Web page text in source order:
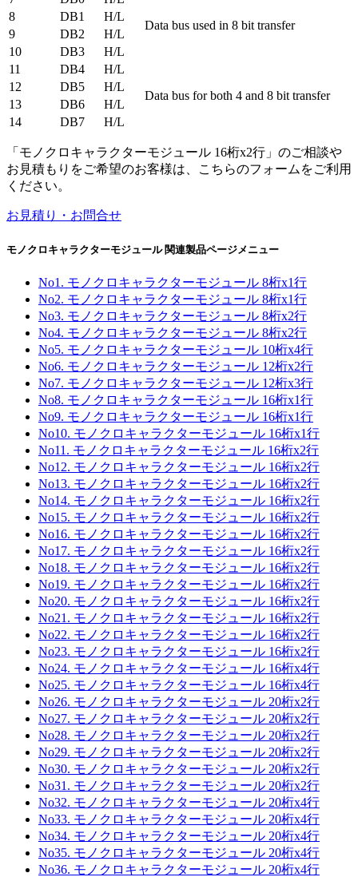
Data bus used in 8 bit transfer
8 DB1
H/L
9
DB2
H/L
10
DB3
H/L
11
DB4
H/L
Data bus for both 4 and 8 bit transfer
12 DB5
H/L
13
DB6
H/L
14
DB7 H/L
「モノクロキャラクターモジュール 16桁x2行」のご相談や
お見積もりをご希望のお客様は、こちらのフォームをご利用
ください。
お見積り・お問合せ
モノクロキャラクターモジュール 関連製品ページメニュー
No1. モノクロキャラクターモジュール 8桁x1行
No2. モノクロキャラクターモジュール 8桁x1行
No3. モノクロキャラクターモジュール 8桁x2行
No4. モノクロキャラクターモジュール 8桁x2行
No5. モノクロキャラクターモジュール 10桁x4行
No6. モノクロキャラクターモジュール 12桁x2行
No7. モノクロキャラクターモジュール 12桁x3行
No8. モノクロキャラクターモジュール 16桁x1行
No9. モノクロキャラクターモジュール 16桁x1行
No10. モノクロキャラクターモジュール 16桁x1行
No11. モノクロキャラクターモジュール 16桁x2行
No12. モノクロキャラクターモジュール 16桁x2行
No13. モノクロキャラクターモジュール 16桁x2行
No14. モノクロキャラクターモジュール 16桁x2行
No15. モノクロキャラクターモジュール 16桁x2行
No16. モノクロキャラクターモジュール 16桁x2行
No17. モノクロキャラクターモジュール 16桁x2行
No18. モノクロキャラクターモジュール 16桁x2行
No19. モノクロキャラクターモジュール 16桁x2行
No20. モノクロキャラクターモジュール 16桁x2行
No21. モノクロキャラクターモジュール 16桁x2行
No22. モノクロキャラクターモジュール 16桁x2行
No23. モノクロキャラクターモジュール 16桁x2行
No24. モノクロキャラクターモジュール 16桁x4行
No25. モノクロキャラクターモジュール 16桁x4行
No26. モノクロキャラクターモジュール 20桁x2行
No27. モノクロキャラクターモジュール 20桁x2行
No28. モノクロキャラクターモジュール 20桁x2行
No29. モノクロキャラクターモジュール 20桁x2行
No30. モノクロキャラクターモジュール 20桁x2行
No31. モノクロキャラクターモジュール 20桁x2行
No32. モノクロキャラクターモジュール 20桁x4行
No33. モノクロキャラクターモジュール 20桁x4行
No34. モノクロキャラクターモジュール 20桁x4行
No35. モノクロキャラクターモジュール 20桁x4行
No36. モノクロキャラクターモジュール 20桁x4行